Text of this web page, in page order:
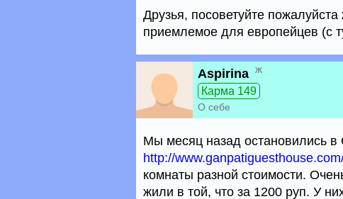
Друзья, посоветуйте
приемлемое для европейцев (с
Aspirina ж
Карма 149
О себе
Мы месяц назад остановились в
http://
комнаты разной стоимости.
жили в той, что за 1200 руп. У